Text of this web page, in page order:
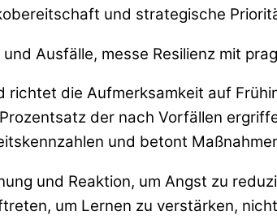
und strategische
Ausfälle, messe Resilienz mit
richtet die Aufmerksamkeit auf
der nach Vorfällen
und betont
und Reaktion, um Angst zu
um Lernen zu verstärken,